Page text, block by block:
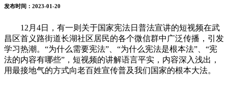
发布时间：2023-01-20
12月4日，有一则关于国家宪法日普法宣讲的短视频在武
昌区首义路街道长湖社区居民的各个微信群中广泛传播，引发
学习热潮。“为什么需要宪法”、“为什么宪法是根本法”、“宪
法的内容有哪些”，短视频的讲解语言平实，内容深入浅出，
用最接地气的方式向老百姓宣传普及我们国家的根本大法。